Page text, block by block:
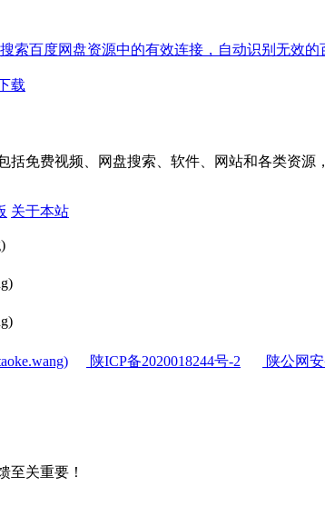
索百度网盘资源中的有效连接，自动识别无效的
载
括免费视频、网盘搜索、软件、网站和各类资源
关于本站
陕ICP备2020018244号-2 陕公网
至关重要！